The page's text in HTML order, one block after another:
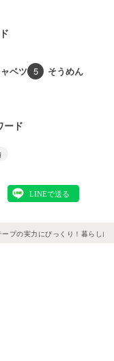
ベツ 5 そうめん
ード
プの実力にびっくり！暮らしに